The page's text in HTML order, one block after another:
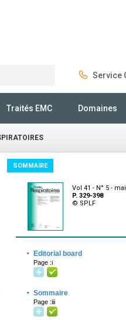
Service
Traités EMC Domaines
SOMMAIRE
Vol 41 - N° 5 -
P. 329-398
© SPLF
· Editorial board
Page :i
· Sommaire
Page :iii